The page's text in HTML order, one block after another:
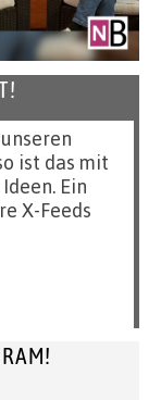
ist das mit
Ein
X-Feeds